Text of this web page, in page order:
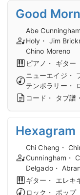
Good
Abe
Holy・ Jim
Chino Moreno
ピアノ・ ギター
ニューエイジ・
テンポラリー・
コード・ タブ譜
Hexagram
Chi Cheng・
Cunningham・
Delgado・
ギター・ エレキ
ロック・ ポップ